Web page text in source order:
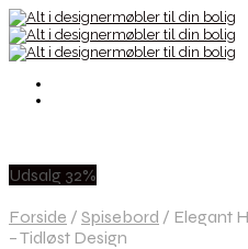
Udsalg 32%
Forside / Spisebord / Elegant
– Tidløst Design